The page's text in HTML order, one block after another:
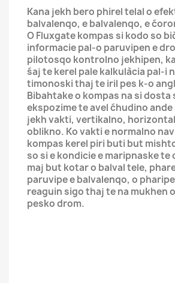
Kana jekh bero phirel telal o
balvalenqo, e balvalenqo, e
O Fluxgate kompas si kodo so
informacie pal-o paruvipen e
pilotosqo kontrolno jekhipen,
śaj te kerel pale kalkulàcia pal-i
timonoski thaj te iril pes k-o
Bibahtake o kompas na si dosta
ekspozime te avel ćhudino ande
jekh vakti, vertikalno,
oblikno. Ko vakti e normalno
kompas kerel piri buti but
so si e kondicie e maripnaske te
maj but kotar o balval tele,
paruvipe e balvalenqo, o
reaguin sigo thaj te na mukhen
pesko drom.